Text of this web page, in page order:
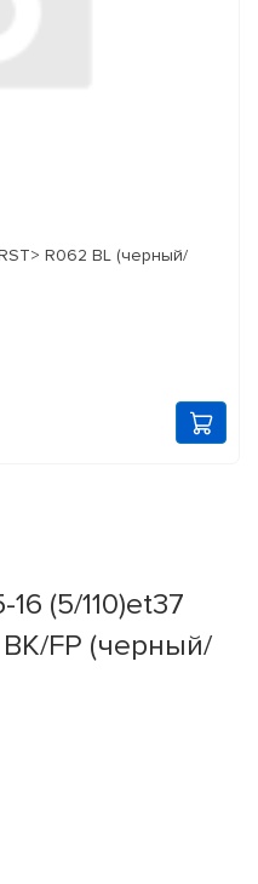
R062 BL (черный/
(5/110)et37
BK/FP (черный/